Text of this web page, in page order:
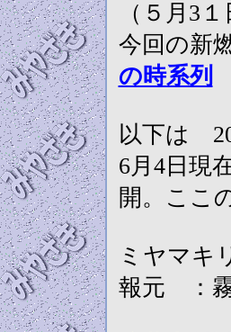
（５月3
今回の新
の時系列
以下は
6月4日現
開。ここ
ミヤマキ
報元 ：